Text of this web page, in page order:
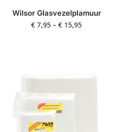
Wilsor Glasvezelplamuur
€ 7,95 –€ 15,95